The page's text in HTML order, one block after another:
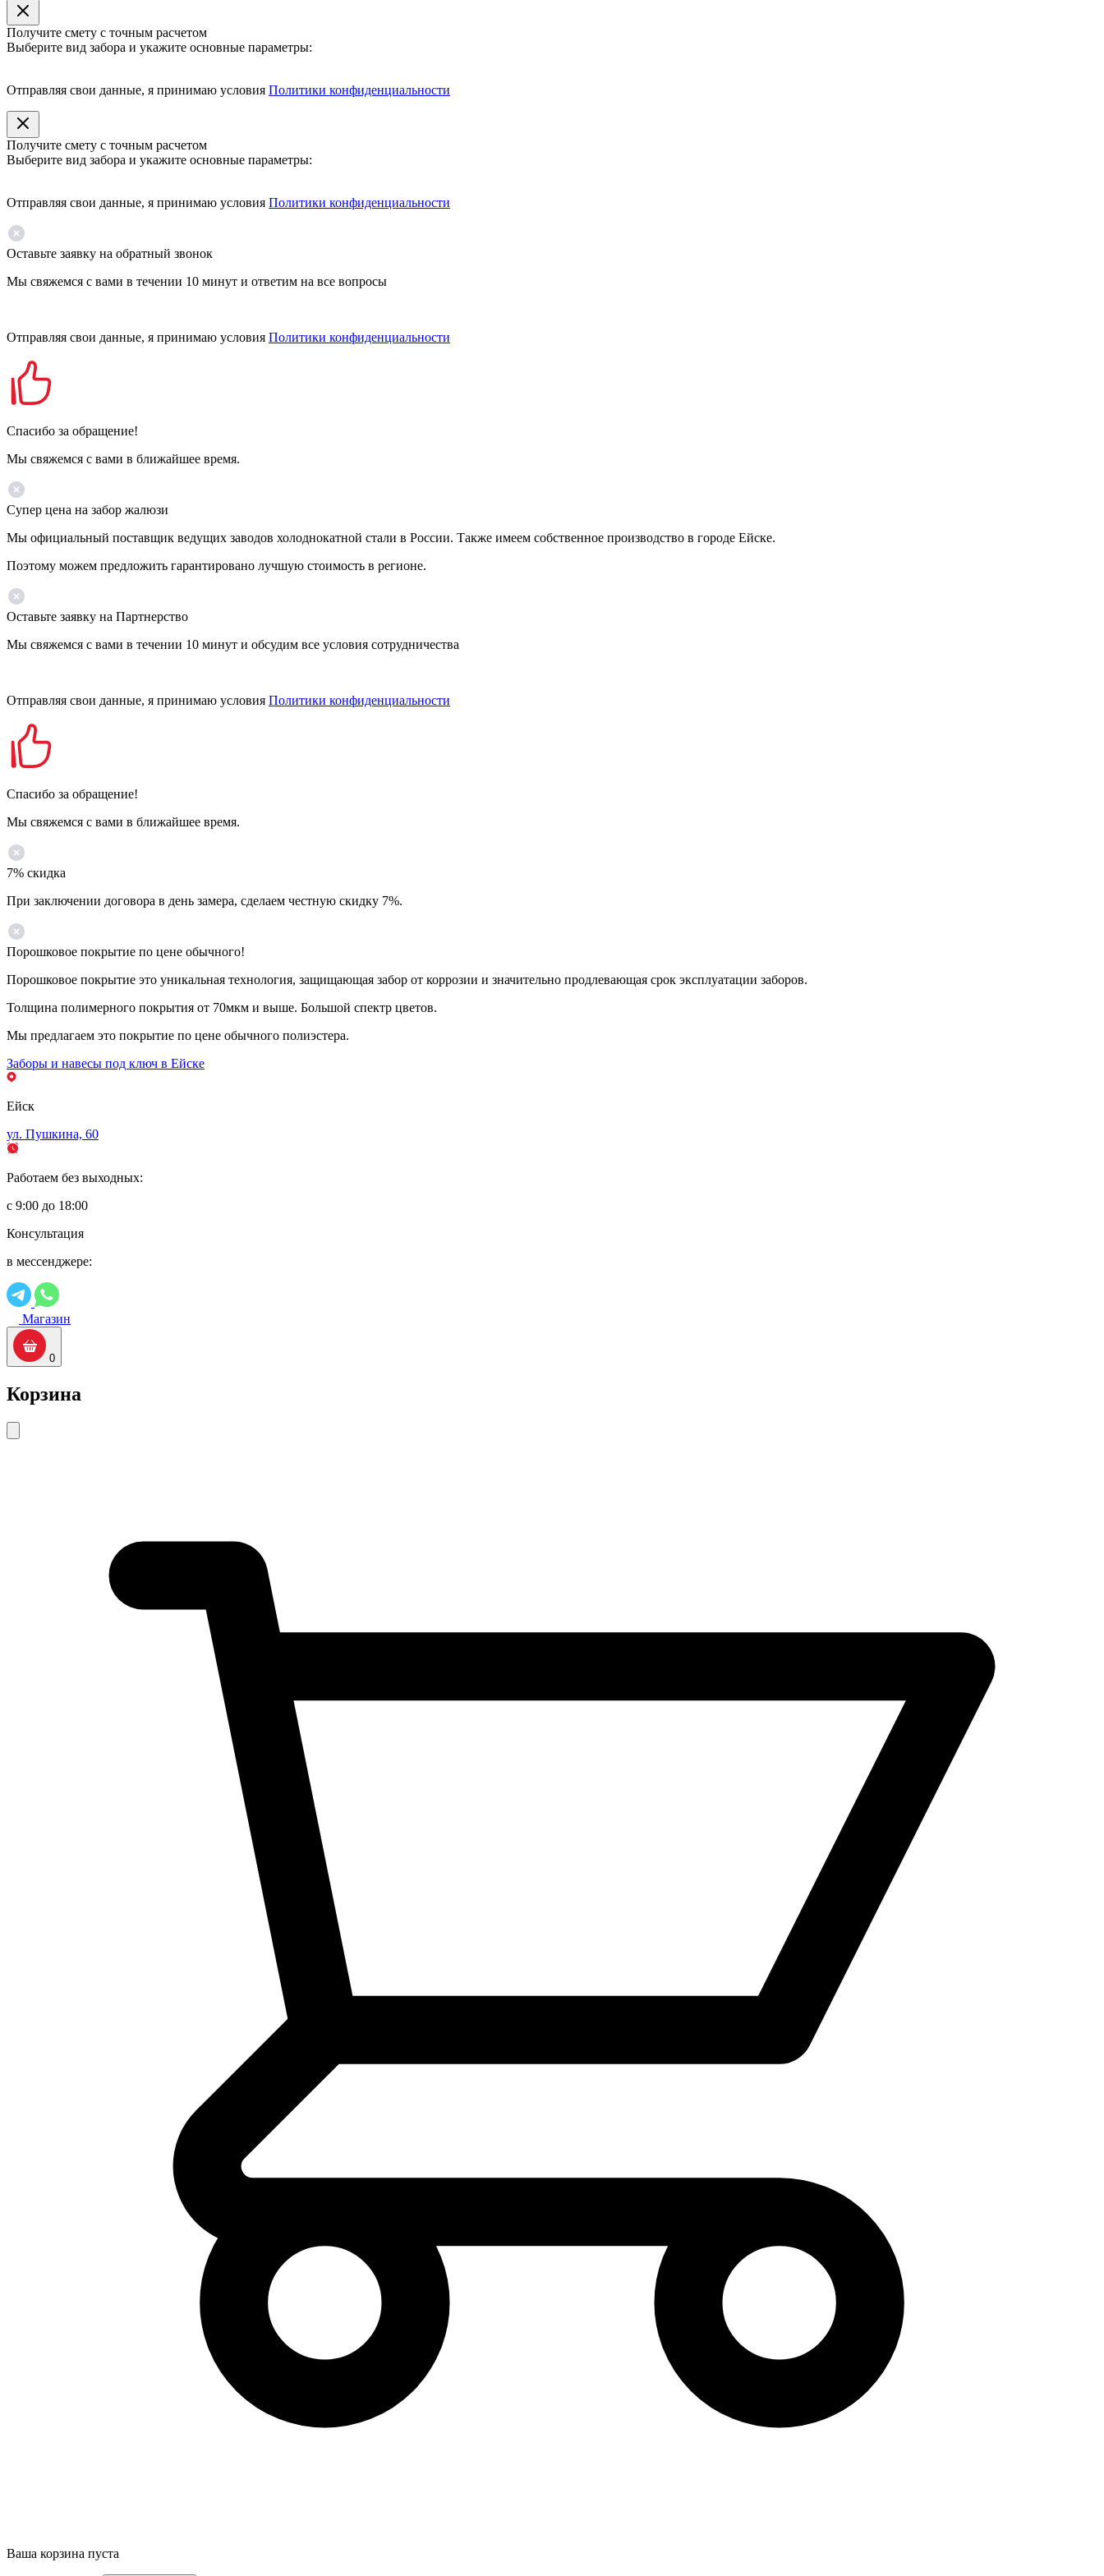
Получите смету с точным расчетом
Выберите вид забора и укажите основные параметры:
Отправляя свои данные, я принимаю условия Политики конфиденциальности
Получите смету с точным расчетом
Выберите вид забора и укажите основные параметры:
Отправляя свои данные, я принимаю условия Политики конфиденциальности
Оставьте заявку на обратный звонок
Мы свяжемся с вами в течении 10 минут и ответим на все вопросы
Отправляя свои данные, я принимаю условия Политики конфиденциальности
Спасибо за обращение!
Мы свяжемся с вами в ближайшее время.
Супер цена на забор жалюзи
Мы официальный поставщик ведущих заводов холоднокатной стали в России. Также имеем собственное производство в городе Ейске.
Поэтому можем предложить гарантировано лучшую стоимость в регионе.
Оставьте заявку на Партнерство
Мы свяжемся с вами в течении 10 минут и обсудим все условия сотрудничества
Отправляя свои данные, я принимаю условия Политики конфиденциальности
Спасибо за обращение!
Мы свяжемся с вами в ближайшее время.
7% скидка
При заключении договора в день замера, сделаем честную скидку 7%.
Порошковое покрытие по цене обычного!
Порошковое покрытие это уникальная технология, защищающая забор от коррозии и значительно продлевающая срок эксплуатации заборов.
Толщина полимерного покрытия от 70мкм и выше. Большой спектр цветов.
Мы предлагаем это покрытие по цене обычного полиэстера.
Заборы и навесы под ключ в Ейске
Ейск
ул. Пушкина, 60
Работаем без выходных:
с 9:00 до 18:00
Консультация
в мессенджере:
Магазин
0
Корзина
Ваша корзина пуста